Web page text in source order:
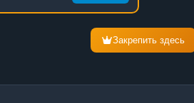
Закрепить здесь